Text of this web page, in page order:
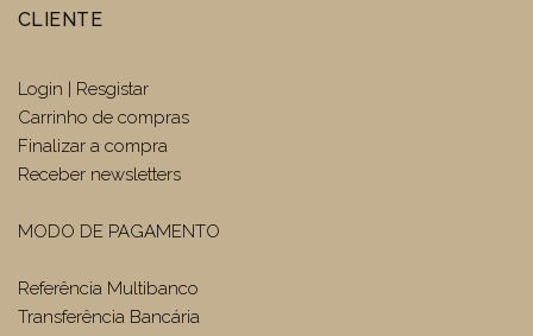
CLIENTE
Login | Resgistar
Carrinho de compras
Finalizar a compra
Receber newsletters
MODO DE PAGAMENTO
Referência Multibanco
Transferência Bancária